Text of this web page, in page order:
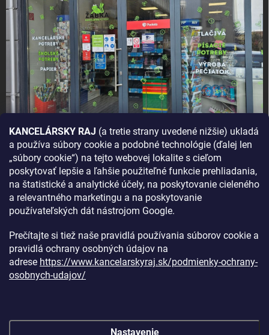
KANCELÁRSKY RAJ (a tretie strany uvedené nižšie) ukladá
a používa súbory cookie a podobné technológie (ďalej len
„súbory cookie“) na tejto webovej lokalite s cieľom
poskytovať lepšie a ľahšie použiteľné funkcie prehliadania,
na štatistické a analytické účely, na poskytovanie cieleného
a relevantného marketingu a na poskytovanie
používateľských dát nástrojom Google.
Prečítajte si tiež naše pravidlá používania súborov cookie a
pravidlá ochrany osobných údajov na
adrese https://www.kancelarskyraj.sk/podmienky-ochrany-
osobnych-udajov/
Nastavenie
AKO SA K NÁM DOSTANETE?